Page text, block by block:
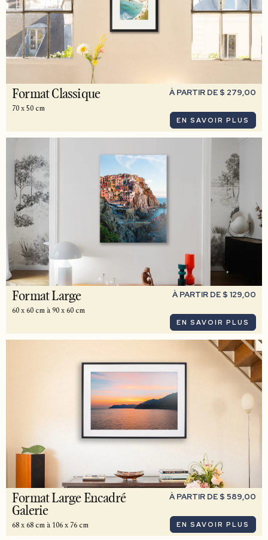
Format Classique
70 x 50 cm
À PARTIR DE $ 279,00
EN SAVOIR PLUS
Format Large
60 x 60 cm à 90 x 60 cm
À PARTIR DE $ 129,00
EN SAVOIR PLUS
Format Large Encadré
Galerie
68 x 68 cm à 106 x 76 cm
À PARTIR DE $ 589,00
EN SAVOIR PLUS